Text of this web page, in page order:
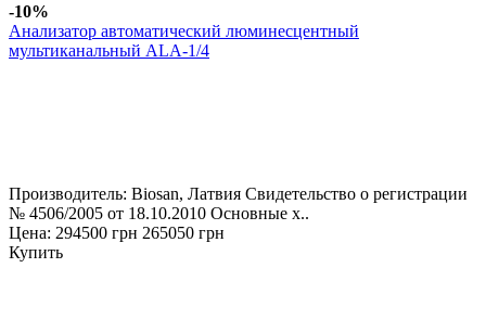
-10%
Анализатор автоматический люминесцентный
мультиканальный АLА-1/4
Производитель: Biosan, Латвия Свидетельство о регистрации
№ 4506/2005 от 18.10.2010 Основные х..
Цена: 294500 грн 265050 грн
Купить